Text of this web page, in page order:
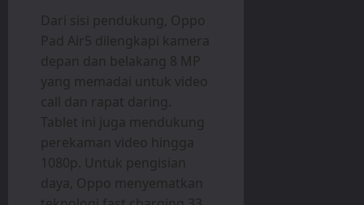
Dari sisi pendukung, Oppo
Pad Air5 dilengkapi kamera
depan dan belakang 8 MP
yang memadai untuk video
call dan rapat daring.
Tablet ini juga mendukung
perekaman video hingga
1080p. Untuk pengisian
daya, Oppo menyematkan